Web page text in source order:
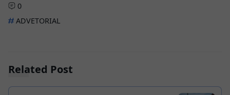
0
ADVETORIAL
Related Post